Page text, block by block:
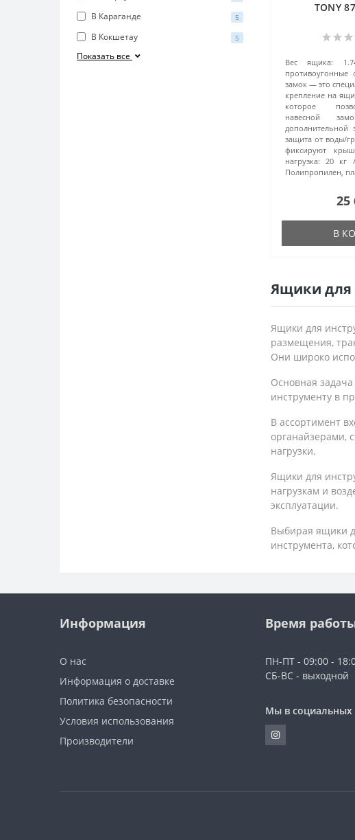
В Караганде 5
В Кокшетау 5
Показать все
TONY
Вес ящика:
противоугонные
замок — это
крепление на
которое
навесной
дополнительной
защита от воды/
фиксируют
нагрузка:
20 кг
Полипропилен,
25
В
Ящики для
Ящики для
размещения,
Они широко
Основная
инструменту в
В ассортимент
органайзерами,
нагрузки.
Ящики для
нагрузкам и
эксплуатации.
Выбирая ящики
инструмента,
Информация
О нас
Информация о доставке
Политика безопасности
Условия использования
Производители
Время
ПН-ПТ - 09:00 -
СБ-ВС - выходной
Мы в социальных